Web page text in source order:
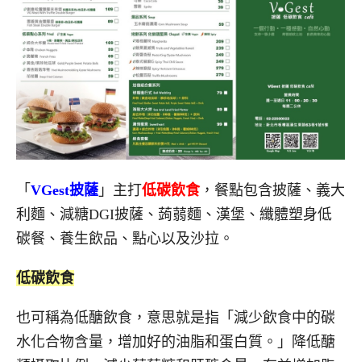
「 VGest披薩 」主打低碳飲食，餐點包含披薩、義大
利麵、減糖DGI披薩、蒟蒻麵、漢堡、纖體塑身低
碳餐、養生飲品、點心以及沙拉。
低碳飲食
也可稱為低醣飲食，意思就是指「減少飲食中的碳
水化合物含量，增加好的油脂和蛋白質。」降低醣